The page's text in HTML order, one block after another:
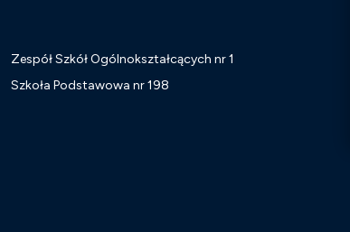
Zespół Szkół Ogólnokształcących nr 1
Szkoła Podstawowa nr 198